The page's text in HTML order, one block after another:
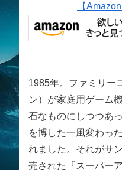
【
1985年。ファミリー
ン）が家庭用ゲーム
石なものにしつつあ
を博した一風変わっ
れました。それがサ
売された『スーパー